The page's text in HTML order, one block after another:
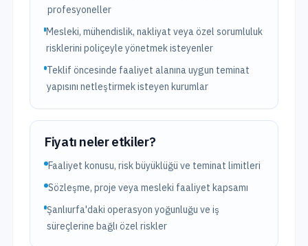
profesyoneller
Mesleki, mühendislik, nakliyat veya özel sorumluluk
risklerini poliçeyle yönetmek isteyenler
Teklif öncesinde faaliyet alanına uygun teminat
yapısını netleştirmek isteyen kurumlar
Fiyatı neler etkiler?
Faaliyet konusu, risk büyüklüğü ve teminat limitleri
Sözleşme, proje veya mesleki faaliyet kapsamı
Şanlıurfa'daki operasyon yoğunluğu ve iş
süreçlerine bağlı özel riskler